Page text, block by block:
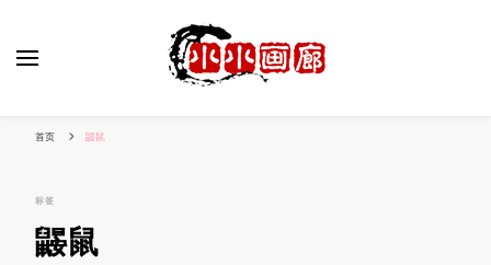
首页 鼹鼠
标签
鼹鼠